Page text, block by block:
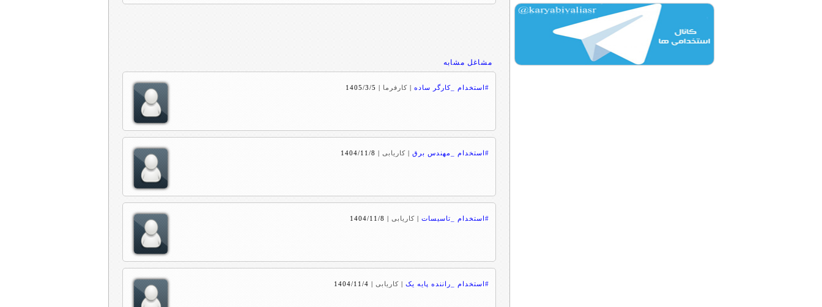
مشاغل مشابه
#استخدام _کارگر ساده | کارفرما |
1405/3/5
#استخدام _مهندس برق | کاریابی|
1404/11/8
#استخدام _تاسیسات | کاریابی|
1404/11/8
#استخدام _راننده پایه یک | کاریابی|
1404/11/4